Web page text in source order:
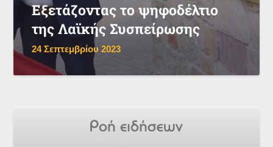
Εξετάζοντας το ψηφοδέλτιο
της Λαϊκής Συσπείρωσης
24 Σεπτεμβρίου 2023